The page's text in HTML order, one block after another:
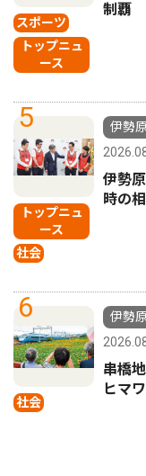
スポーツ
トップニュ
ース
制覇
5
トップニュ
ース
社会
伊勢
伊勢
時の
6
社会
伊勢
串橋
ヒマ